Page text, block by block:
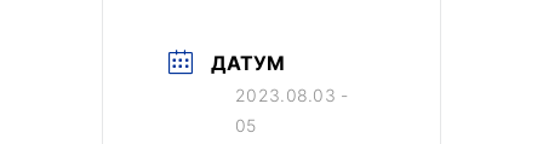
ДАТУМ
2023.08.03 -
05